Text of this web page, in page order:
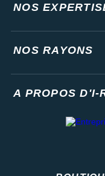
NOS
NOS RAYONS
A PROPOS D'I-